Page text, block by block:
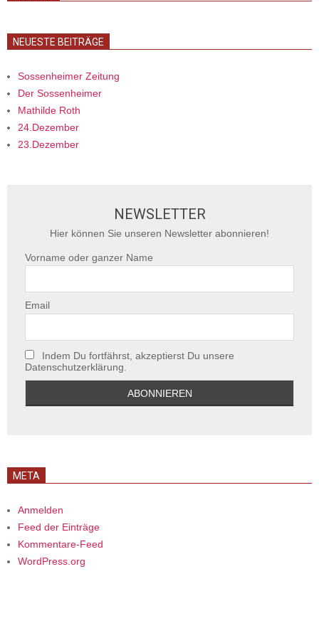
NEUESTE BEITRÄGE
Sossenheimer Zeitung
Der Sossenheimer
Mathilde Roth
24.Dezember
23.Dezember
NEWSLETTER
Hier können Sie unseren Newsletter abonnieren!
Vorname oder ganzer Name
Email
Indem Du fortfährst, akzeptierst Du unsere
Datenschutzerklärung.
META
Anmelden
Feed der Einträge
Kommentare-Feed
WordPress.org